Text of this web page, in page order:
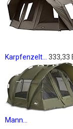
Karpfenzelt...
333,33
Mann...